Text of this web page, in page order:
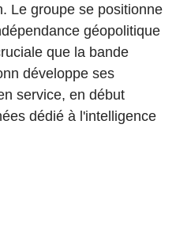
Le groupe se positionne
géopolitique
que la bande
développe ses
service, en début
dédié à l'intelligence